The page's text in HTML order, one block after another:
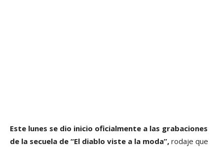
Este lunes se dio inicio oficialmente a las grabaciones
de la secuela de “El diablo viste a la moda”, rodaje que